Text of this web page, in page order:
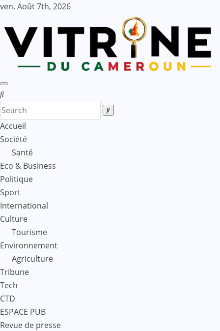
Skip
content
ven. Août 7th, 2026
Accueil
Société
Santé
Eco & Business
Politique
Sport
International
Culture
Tourisme
Environnement
Agriculture
Tribune
Tech
CTD
ESPACE PUB
Revue de presse